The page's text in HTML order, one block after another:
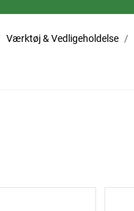
Værktøj & Vedligeholdelse